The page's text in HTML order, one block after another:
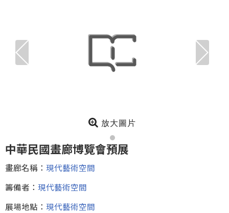
放大圖片
中華民國畫廊博覽會預展
畫廊名稱： 現代藝術空間
籌備者： 現代藝術空間
展場地點： 現代藝術空間